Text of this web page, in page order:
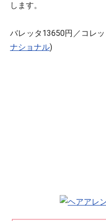
します。
バレッタ13650円／コレ
ナショナル)